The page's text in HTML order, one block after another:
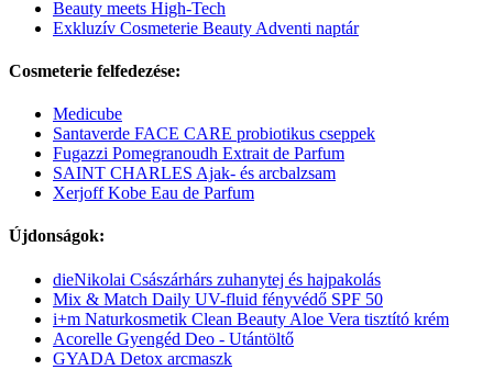
Beauty meets High-Tech
Exkluzív Cosmeterie Beauty Adventi naptár
Cosmeterie felfedezése:
Medicube
Santaverde FACE CARE probiotikus cseppek
Fugazzi Pomegranoudh Extrait de Parfum
SAINT CHARLES Ajak- és arcbalzsam
Xerjoff Kobe Eau de Parfum
Újdonságok:
dieNikolai Császárhárs zuhanytej és hajpakolás
Mix & Match Daily UV-fluid fényvédő SPF 50
i+m Naturkosmetik Clean Beauty Aloe Vera tisztító krém
Acorelle Gyengéd Deo - Utántöltő
GYADA Detox arcmaszk